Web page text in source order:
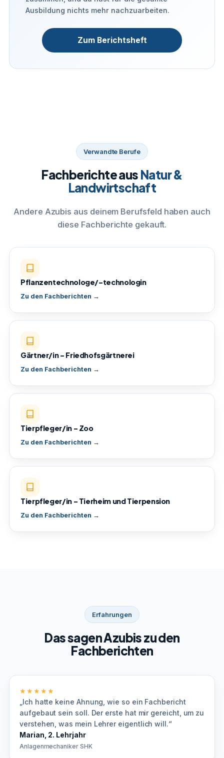
Ausbildung nichts mehr nachzuarbeiten.
Zum Berichtsheft
Verwandte Berufe
Fachberichte aus Natur &
Landwirtschaft
Andere Azubis aus deinem Berufsfeld haben auch
diese Fachberichte gekauft.
Pflanzentechnologe/-technologin
Zu den Fachberichten →
Gärtner/in – Friedhofsgärtnerei
Zu den Fachberichten →
Tierpfleger/in – Zoo
Zu den Fachberichten →
Tierpfleger/in – Tierheim und Tierpension
Zu den Fachberichten →
Erfahrungen
Das sagen Azubis zu den
Fachberichten
★★★★★
„Ich hatte keine Ahnung, wie so ein Fachbericht
aufgebaut sein soll. Der erste hat mir gereicht, um zu
verstehen, was mein Lehrer eigentlich will.“
Marian, 2. Lehrjahr
Anlagenmechaniker SHK